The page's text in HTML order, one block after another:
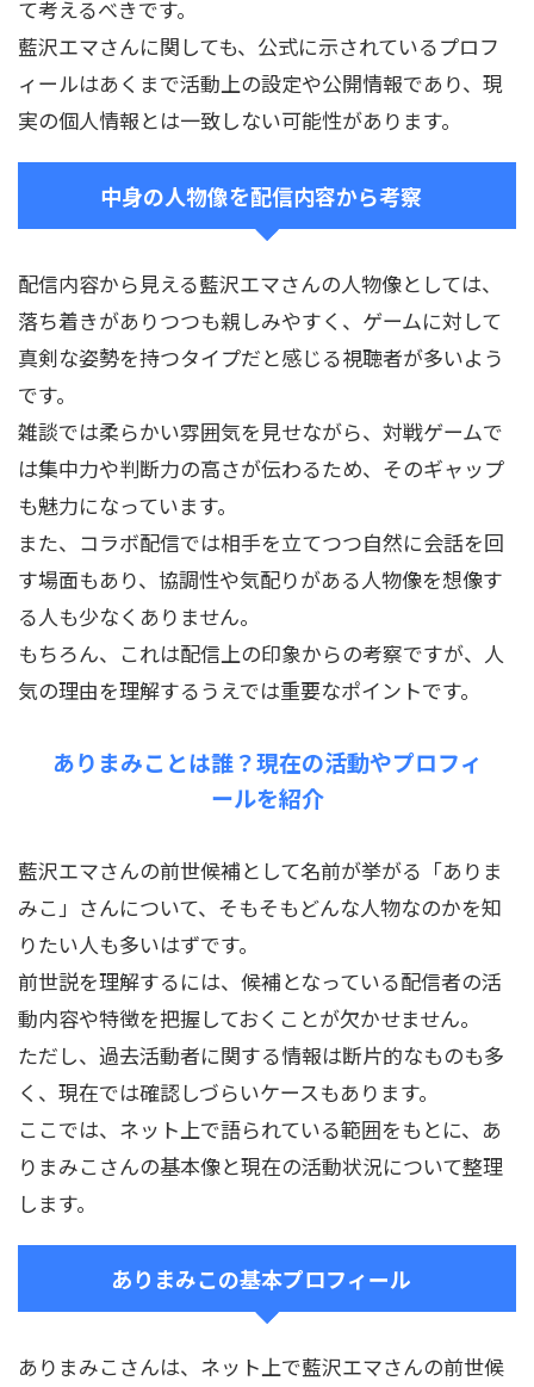
て考えるべきです。
藍沢エマさんに関しても、公式に示されているプロフ
ィールはあくまで活動上の設定や公開情報であり、現
実の個人情報とは一致しない可能性があります。
中身の人物像を配信内容から考察
配信内容から見える藍沢エマさんの人物像としては、
落ち着きがありつつも親しみやすく、ゲームに対して
真剣な姿勢を持つタイプだと感じる視聴者が多いよう
です。
雑談では柔らかい雰囲気を見せながら、対戦ゲームで
は集中力や判断力の高さが伝わるため、そのギャップ
も魅力になっています。
また、コラボ配信では相手を立てつつ自然に会話を回
す場面もあり、協調性や気配りがある人物像を想像す
る人も少なくありません。
もちろん、これは配信上の印象からの考察ですが、人
気の理由を理解するうえでは重要なポイントです。
ありまみことは誰？現在の活動やプロフィ
ールを紹介
藍沢エマさんの前世候補として名前が挙がる「ありま
みこ」さんについて、そもそもどんな人物なのかを知
りたい人も多いはずです。
前世説を理解するには、候補となっている配信者の活
動内容や特徴を把握しておくことが欠かせません。
ただし、過去活動者に関する情報は断片的なものも多
く、現在では確認しづらいケースもあります。
ここでは、ネット上で語られている範囲をもとに、あ
りまみこさんの基本像と現在の活動状況について整理
します。
ありまみこの基本プロフィール
ありまみこさんは、ネット上で藍沢エマさんの前世候